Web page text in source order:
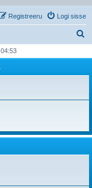
Logi sisse
Registreeru
i